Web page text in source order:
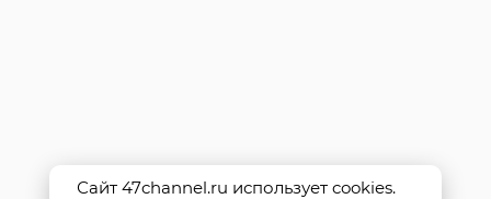
Сайт 47channel.ru использует cookies.